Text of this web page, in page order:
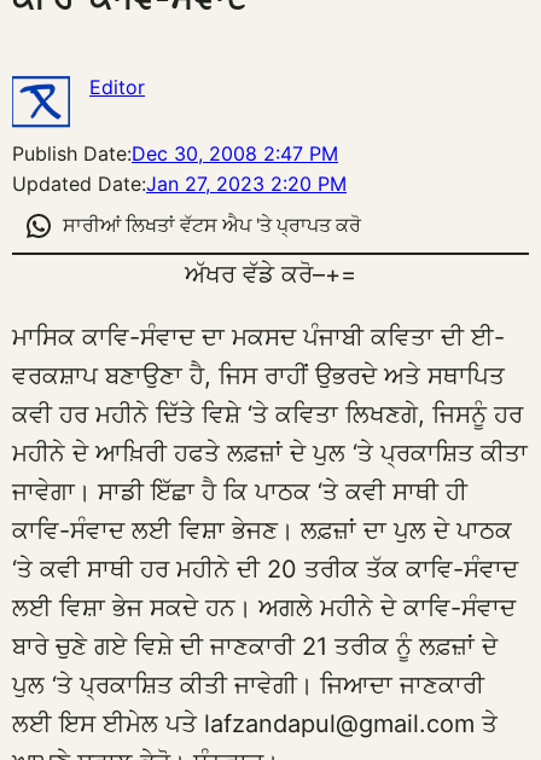
Editor
Publish Date:Dec 30, 2008 2:47 PM
Updated Date:Jan 27, 2023 2:20 PM
ਸਾਰੀਆਂ ਲਿਖਤਾਂ ਵੱਟਸ ਐਪ 'ਤੇ ਪ੍ਰਾਪਤ ਕਰੋ
ਅੱਖਰ ਵੱਡੇ ਕਰੋ–+=
ਮਾਸਿਕ ਕਾਵਿ-ਸੰਵਾਦ ਦਾ ਮਕਸਦ ਪੰਜਾਬੀ ਕਵਿਤਾ ਦੀ ਈ-
ਵਰਕਸ਼ਾਪ ਬਣਾਉਣਾ ਹੈ, ਜਿਸ ਰਾਹੀਂ ਉਭਰਦੇ ਅਤੇ ਸਥਾਪਿਤ
ਕਵੀ ਹਰ ਮਹੀਨੇ ਦਿੱਤੇ ਵਿਸ਼ੇ ‘ਤੇ ਕਵਿਤਾ ਲਿਖਣਗੇ, ਜਿਸਨੂੰ ਹਰ
ਮਹੀਨੇ ਦੇ ਆਖ਼ਿਰੀ ਹਫਤੇ ਲਫ਼ਜ਼ਾਂ ਦੇ ਪੁਲ ‘ਤੇ ਪ੍ਰਕਾਸ਼ਿਤ ਕੀਤਾ
ਜਾਵੇਗਾ। ਸਾਡੀ ਇੱਛਾ ਹੈ ਕਿ ਪਾਠਕ ‘ਤੇ ਕਵੀ ਸਾਥੀ ਹੀ
ਕਾਵਿ-ਸੰਵਾਦ ਲਈ ਵਿਸ਼ਾ ਭੇਜਣ। ਲਫ਼ਜ਼ਾਂ ਦਾ ਪੁਲ ਦੇ ਪਾਠਕ
‘ਤੇ ਕਵੀ ਸਾਥੀ ਹਰ ਮਹੀਨੇ ਦੀ 20 ਤਰੀਕ ਤੱਕ ਕਾਵਿ-ਸੰਵਾਦ
ਲਈ ਵਿਸ਼ਾ ਭੇਜ ਸਕਦੇ ਹਨ। ਅਗਲੇ ਮਹੀਨੇ ਦੇ ਕਾਵਿ-ਸੰਵਾਦ
ਬਾਰੇ ਚੁਣੇ ਗਏ ਵਿਸ਼ੇ ਦੀ ਜਾਣਕਾਰੀ 21 ਤਰੀਕ ਨੂੰ ਲਫ਼ਜ਼ਾਂ ਦੇ
ਪੁਲ ‘ਤੇ ਪ੍ਰਕਾਸ਼ਿਤ ਕੀਤੀ ਜਾਵੇਗੀ। ਜਿਆਦਾ ਜਾਣਕਾਰੀ
ਲਈ ਇਸ ਈਮੇਲ ਪਤੇ lafzandapul@gmail.com ਤੇ